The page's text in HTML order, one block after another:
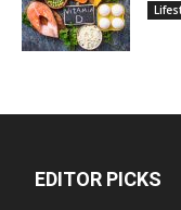
EDITOR PICKS